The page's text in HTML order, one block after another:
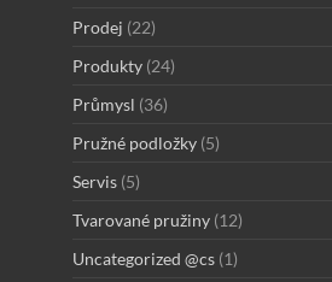
Prodej (22)
Produkty (24)
Průmysl (36)
Pružné podložky (5)
Servis (5)
Tvarované pružiny (12)
Uncategorized @cs (1)